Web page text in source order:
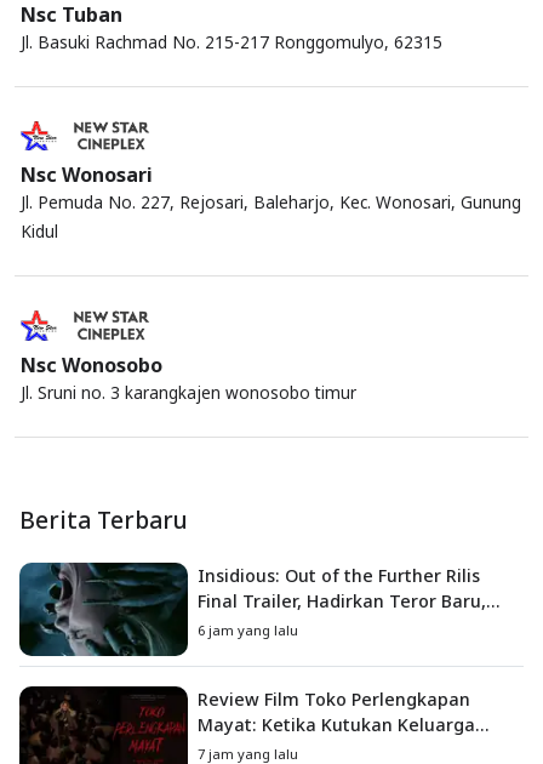
Nsc Tuban
Jl. Basuki Rachmad No. 215-217 Ronggomulyo, 62315
Nsc Wonosari
Jl. Pemuda No. 227, Rejosari, Baleharjo, Kec. Wonosari, Gunung
Kidul
Nsc Wonosobo
Jl. Sruni no. 3 karangkajen wonosobo timur
Berita Terbaru
Insidious: Out of the Further Rilis
Final Trailer, Hadirkan Teror Baru,
Iblis Kini Masuk ke Dunia Manusia
6 jam yang lalu
Review Film Toko Perlengkapan
Mayat: Ketika Kutukan Keluarga
Menjadi Sumber Teror yang
7 jam yang lalu